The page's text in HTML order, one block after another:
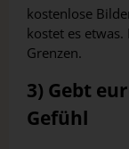
kostenlose
kostet es
Grenzen.
3) Gebt
Gefühl